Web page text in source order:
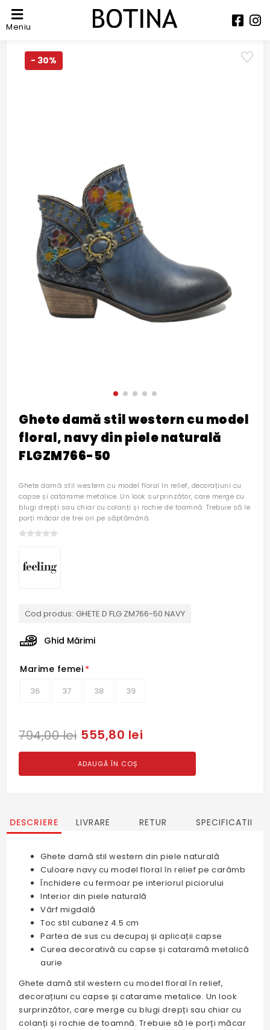
Meniu
- 30%
Ghete damă stil western cu model
floral, navy din piele naturală
FLGZM766-50
Ghete damă stil western cu model floral în relief, decorațiuni cu
capse și catarame metalice. Un look surprinzător, care merge cu
blugi drepți sau chiar cu colanți și rochie de toamnă. Trebuie să le
porți măcar de trei ori pe săptămână.
Cod produs: GHETE D FLG ZM766-50 NAVY
Ghid Mărimi
Marime femei *
36 37 38 39
794,00 lei 555,80 lei
ADAUGĂ ÎN COȘ
DESCRIERE LIVRARE RETUR SPECIFICATII
Ghete damă stil western din piele naturală
Culoare navy cu model floral în relief pe carâmb
Închidere cu fermoar pe interiorul piciorului
Interior din piele naturală
Vârf migdală
Toc stil cubanez 4.5 cm
Partea de sus cu decupaj și aplicații capse
Curea decorativă cu capse și cataramă metalică
aurie
Ghete damă stil western cu model floral în relief,
decorațiuni cu capse și catarame metalice. Un look
surprinzător, care merge cu blugi drepți sau chiar cu
colanți și rochie de toamnă. Trebuie să le porți măcar